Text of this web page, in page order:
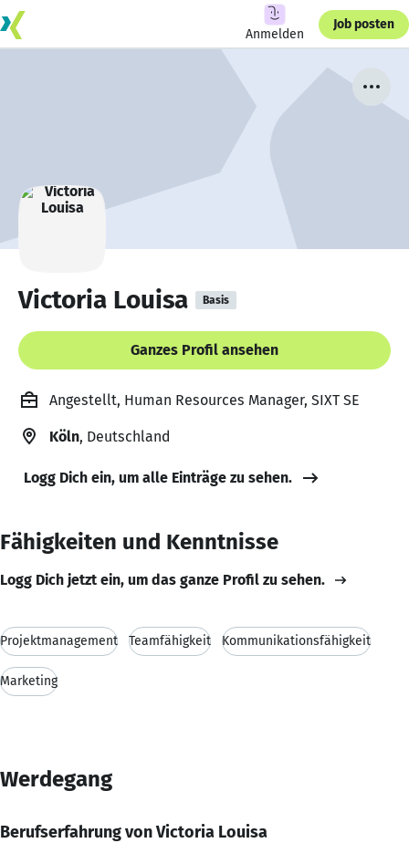
Anmelden
Job posten
Victoria Louisa Basis
Ganzes Profil ansehen
Angestellt, Human Resources Manager, SIXT SE
Köln, Deutschland
Logg Dich ein, um alle Einträge zu sehen.
Fähigkeiten und Kenntnisse
Logg Dich jetzt ein, um das ganze Profil zu sehen.
Projektmanagement Teamfähigkeit Kommunikationsfähigkeit
Marketing
Werdegang
Berufserfahrung von Victoria Louisa